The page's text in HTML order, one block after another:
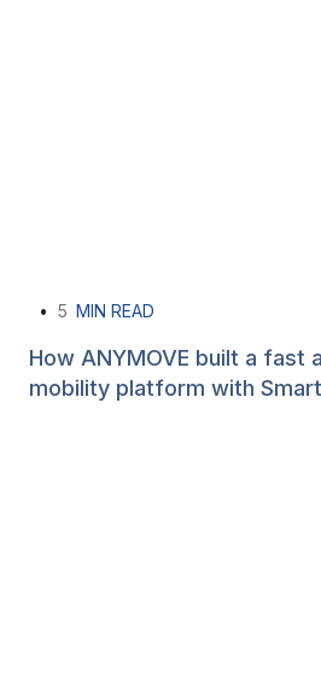
• 5 MIN READ
How ANYMOVE built a fast
mobility platform with